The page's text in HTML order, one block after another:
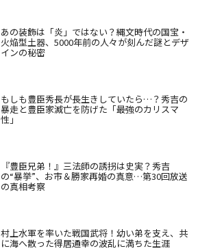
あの装飾は「炎」ではない？縄文時代の国宝・
火焔型土器、5000年前の人々が刻んだ謎とデザ
インの秘密
もしも豊臣秀長が長生きしていたら…？秀吉の
暴走と豊臣家滅亡を防げた「最強のカリスマ
性」
『豊臣兄弟！』三法師の誘拐は史実？秀吉
の“暴挙”、お市＆勝家再婚の真意…第30回放送
の真相考察
村上水軍を率いた戦国武将！幼い弟を支え、共
に海へ散った得居通幸の波乱に満ちた生涯